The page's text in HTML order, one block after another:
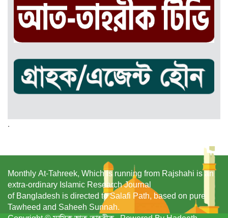
.
Monthly At-Tahreek, Which is running from Rajshahi is an
extra-ordinary Islamic Research Journal
of Bangladesh is directed to Salafi Path, based on pure
Tawheed and Saheeh Sunnah.